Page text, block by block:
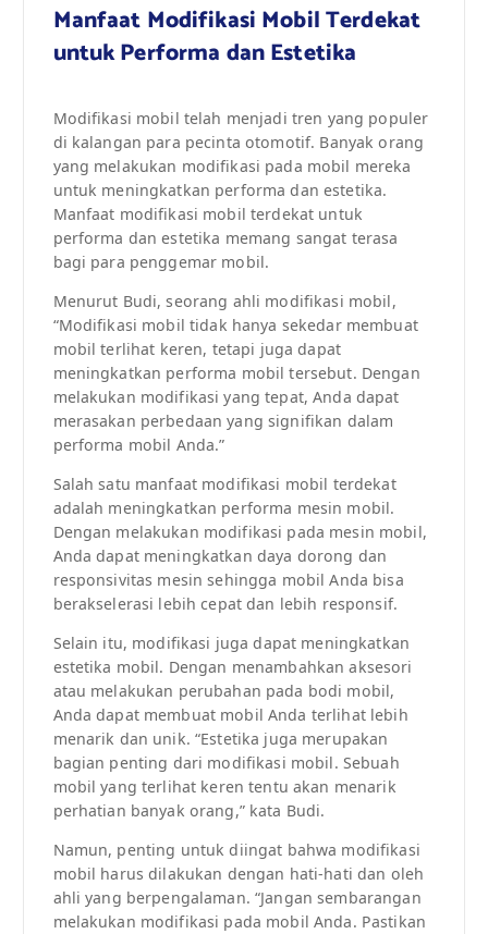
Manfaat Modifikasi Mobil Terdekat
untuk Performa dan Estetika
Modifikasi mobil telah menjadi tren yang populer
di kalangan para pecinta otomotif. Banyak orang
yang melakukan modifikasi pada mobil mereka
untuk meningkatkan performa dan estetika.
Manfaat modifikasi mobil terdekat untuk
performa dan estetika memang sangat terasa
bagi para penggemar mobil.
Menurut Budi, seorang ahli modifikasi mobil,
“Modifikasi mobil tidak hanya sekedar membuat
mobil terlihat keren, tetapi juga dapat
meningkatkan performa mobil tersebut. Dengan
melakukan modifikasi yang tepat, Anda dapat
merasakan perbedaan yang signifikan dalam
performa mobil Anda.”
Salah satu manfaat modifikasi mobil terdekat
adalah meningkatkan performa mesin mobil.
Dengan melakukan modifikasi pada mesin mobil,
Anda dapat meningkatkan daya dorong dan
responsivitas mesin sehingga mobil Anda bisa
berakselerasi lebih cepat dan lebih responsif.
Selain itu, modifikasi juga dapat meningkatkan
estetika mobil. Dengan menambahkan aksesori
atau melakukan perubahan pada bodi mobil,
Anda dapat membuat mobil Anda terlihat lebih
menarik dan unik. “Estetika juga merupakan
bagian penting dari modifikasi mobil. Sebuah
mobil yang terlihat keren tentu akan menarik
perhatian banyak orang,” kata Budi.
Namun, penting untuk diingat bahwa modifikasi
mobil harus dilakukan dengan hati-hati dan oleh
ahli yang berpengalaman. “Jangan sembarangan
melakukan modifikasi pada mobil Anda. Pastikan